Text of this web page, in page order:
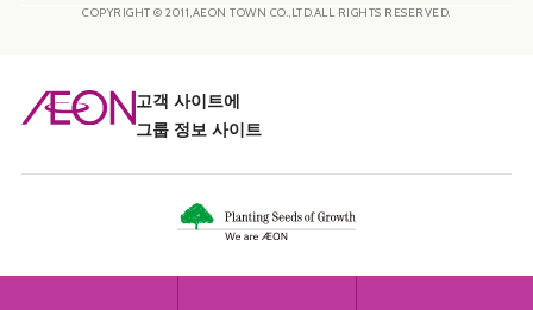
COPYRIGHT © 2011,AEON TOWN CO.,LTD.ALL RIGHTS RESERVED.
고객 사이트에
그룹 정보 사이트